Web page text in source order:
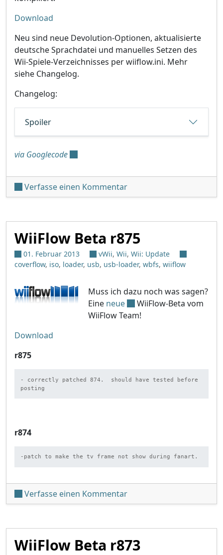
Download
Neu sind neue Devolution-Optionen, aktualisierte
deutsche Sprachdatei und manuelles Setzen des
Wii-Spiele-Verzeichnisses per wiiflow.ini. Mehr
siehe Changelog.
Changelog:
Spoiler
via Googlecode
Verfasse einen Kommentarunter 'WiiFlow Beta r879'
WiiFlow Beta r875
01. Februar 2013 vWii, Wii, Wii: Update
coverflow, iso, loader, usb, usb-loader, wbfs, wiiflow
Muss ich dazu noch was sagen?
Eine neue
WiiFlow-Beta vom
WiiFlow Team!
Download
r875
- correctly patched 874.  should have tested before
posting
r874
-patch to make the tv frame not show during fanart.
Verfasse einen Kommentarunter 'WiiFlow Beta r875'
WiiFlow Beta r873